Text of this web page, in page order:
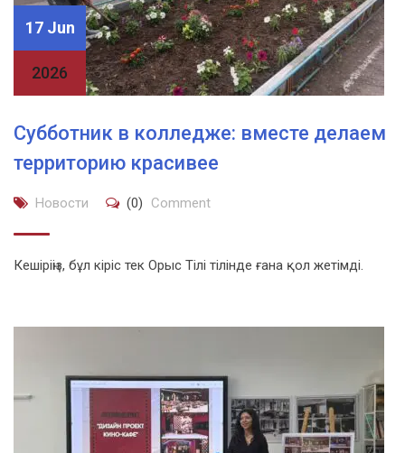
17 Jun
2026
Субботник в колледже: вместе делаем
территорию красивее
Новости (0) Comment
Кешіріңіз, бұл кіріс тек Орыс Тілі тілінде ғана қол жетімді.